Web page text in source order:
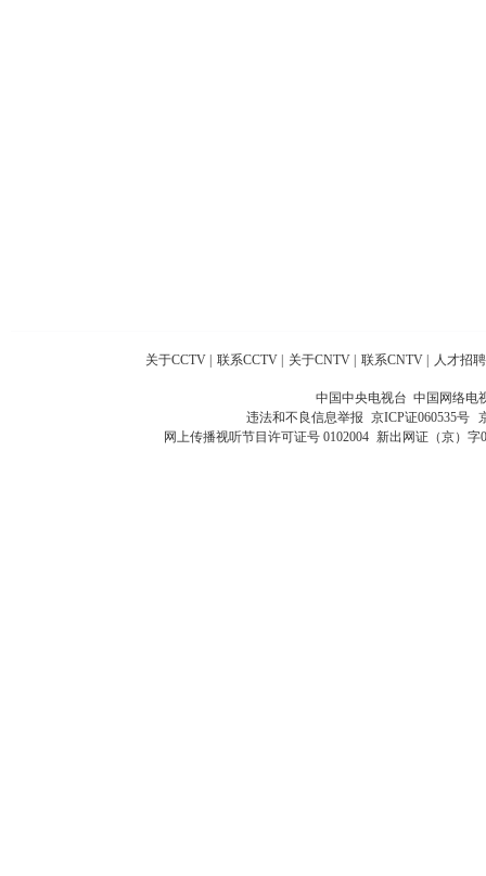
关于CCTV 联系CCTV 关于CNTV 联系CNTV 人才招聘
中国中央电视台 中国网络电
违法和不良信息举报 京ICP证060535号
网上传播视听节目许可证号 0102004 新出网证（京）